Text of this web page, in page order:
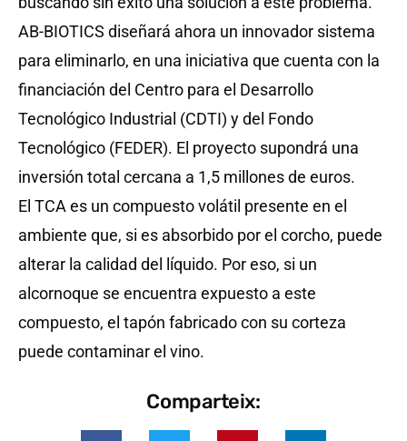
AB-BIOTICS diseñará ahora un innovador sistema
para eliminarlo, en una iniciativa que cuenta con la
financiación del Centro para el Desarrollo
Tecnológico Industrial (CDTI) y del Fondo
Tecnológico (FEDER). El proyecto supondrá una
inversión total cercana a 1,5 millones de euros.
El TCA es un compuesto volátil presente en el
ambiente que, si es absorbido por el corcho, puede
alterar la calidad del líquido. Por eso, si un
alcornoque se encuentra expuesto a este
compuesto, el tapón fabricado con su corteza
puede contaminar el vino.
Comparteix: